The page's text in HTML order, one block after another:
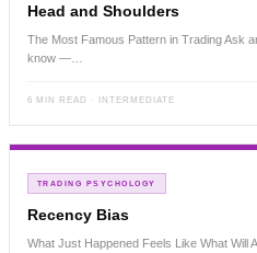
Head and Shoulders
The Most Famous Pattern in Trading Ask
know —…
6 MIN READ · INTERMEDIATE
TRADING PSYCHOLOGY
Recency Bias
What Just Happened Feels Like What Will